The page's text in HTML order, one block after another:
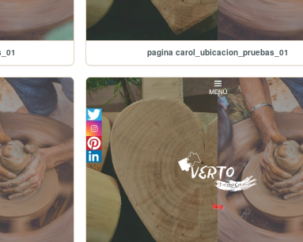
pagina carol_ubicacion_pruebas_01